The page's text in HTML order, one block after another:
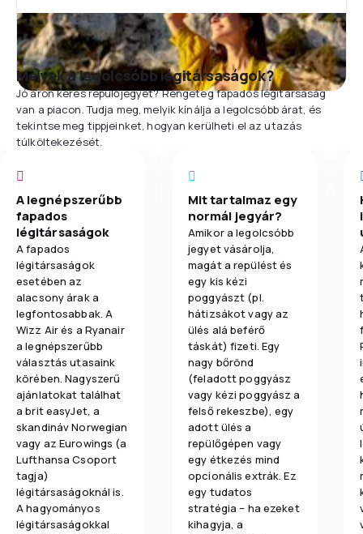
Melyek a legolcsóbb légitársaságok?
Jó áron keres repülőjegyet? Rengeteg fapados légitársaság
van a piacon. Tudja meg, melyik kínálja a legolcsóbb árat, és
tekintse meg tippjeinket, hogyan kerülheti el az utazás
túlköltekezését.
A legnépszerűbb
fapados
légitársaságok
A fapados
légitársaságok
esetében az
alacsony árak a
legfontosabbak. A
Wizz Air és a Ryanair
a legnépszerűbb
választás utasaink
körében. Nagyszerű
ajánlatokat találhat
a brit easyJet, a
skandináv Norwegian
vagy az Eurowings (a
Lufthansa Csoport
tagja)
légitársaságoknál is.
A hagyományos
légitársaságokkal
Mit tartalmaz egy
normál jegyár?
Amikor a legolcsóbb
jegyet vásárolja,
magát a repülést és
egy kis kézi
poggyászt (pl.
hátizsákot vagy az
ülés alá beférő
táskát) fizeti. Egy
nagy bőrönd
(feladott poggyász
vagy kézi poggyász a
felső rekeszbe), egy
adott ülés a
repülőgépen vagy
egy étkezés mind
opcionális extrák. Ez
egy tudatos
stratégia – ha ezeket
kihagyja, a